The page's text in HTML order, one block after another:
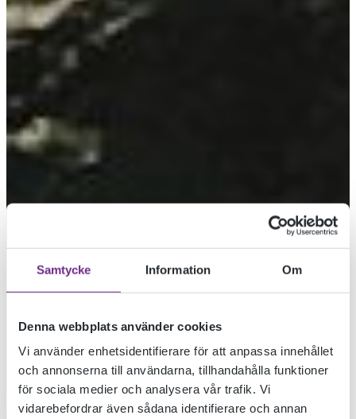
Samtycke Information Om
Denna webbplats använder cookies
Vi använder enhetsidentifierare för att anpassa innehållet
och annonserna till användarna, tillhandahålla funktioner
för sociala medier och analysera vår trafik. Vi
vidarebefordrar även sådana identifierare och annan
ÅKES BREV TILL